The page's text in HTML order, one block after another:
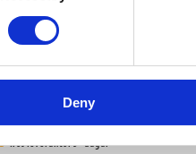
Deny
Distansring för Audi A3 1996 - 2003, dörr fram
Hos leverantör 3+ dagar